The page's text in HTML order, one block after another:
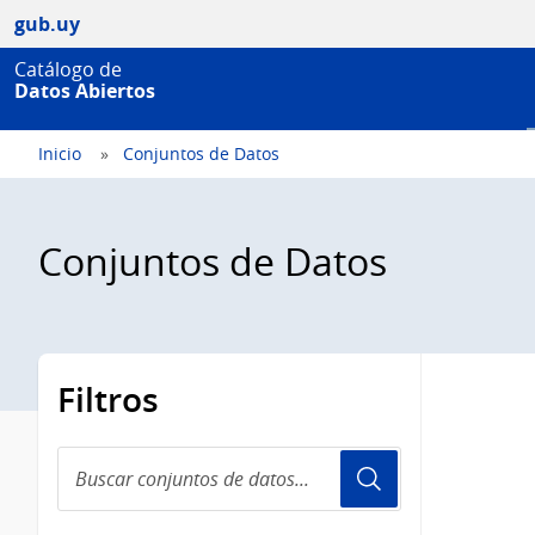
gub.uy
Catálogo de
Datos Abiertos
Inicio Conjuntos de Datos
Conjuntos de Datos
Filtros
conjuntos
de